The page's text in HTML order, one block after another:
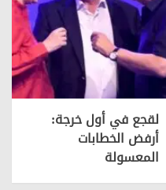
لقجع في أول خرجة:
أرفض الخطابات
المعسولة